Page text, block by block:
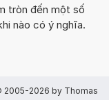
tròn đến một số
nào có ý nghĩa.
2026 by Thomas